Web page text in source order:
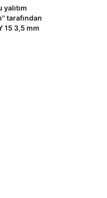
tarafından
15 3,5 mm